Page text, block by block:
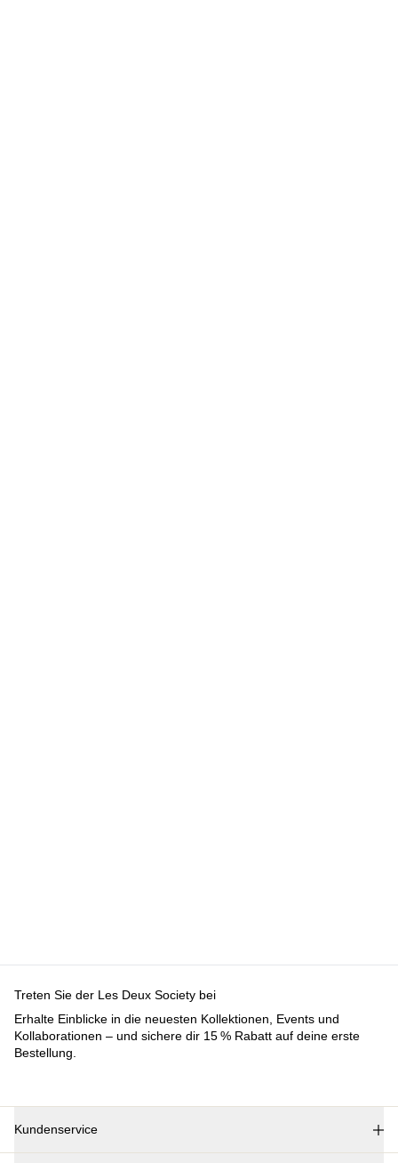
Kundenservice
Treten Sie der Les Deux Society bei
Erhalte Einblicke in die neuesten Kollektionen, Events und
Kollaborationen – und sichere dir 15 % Rabatt auf deine erste
Bestellung.